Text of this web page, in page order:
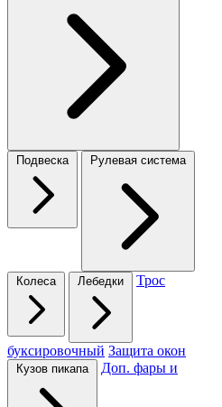
Подвеска Рулевая система
Колеса Лебедки Трос
буксировочный Защита окон
Кузов пикапа Доп. фары и